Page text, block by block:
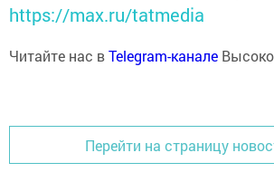
https://max.ru/tatmedia
Читайте нас вTelegram-канале
Перейти на страницу